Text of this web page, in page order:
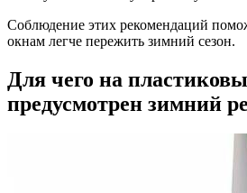
Соблюдение этих рекомендаций
окнам легче пережить зимний сезон.
Для чего на
предусмотрен зимний